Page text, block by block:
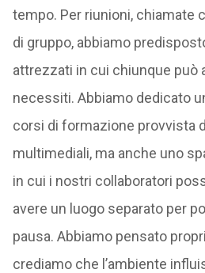
tempo. Per riunioni, chiamate
di gruppo, abbiamo
attrezzati in cui chiunque può
necessiti. Abbiamo dedicato
corsi di formazione provvista
multimediali, ma anche uno
in cui i nostri collaboratori
avere un luogo separato per
pausa. Abbiamo pensato
crediamo che l’ambiente